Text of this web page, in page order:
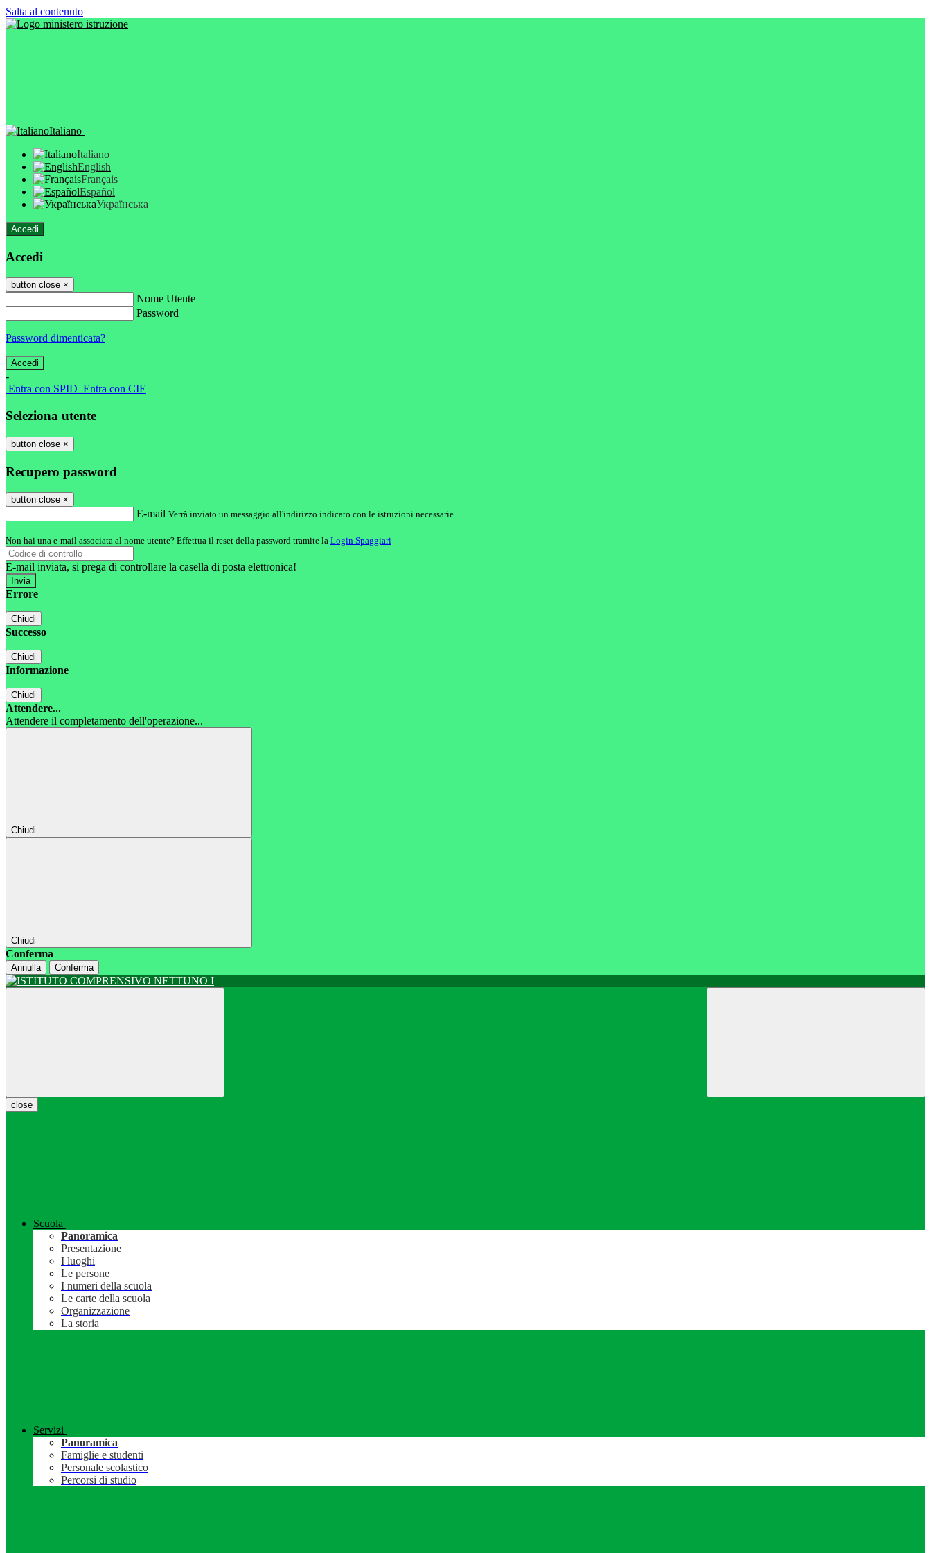
Salta al contenuto
Italiano
Italiano
English
Français
Español
Українська
Accedi
Accedi
button close ×
Nome Utente
Password
Password dimenticata?
-
Entra con SPID Entra con CIE
Seleziona utente
button close ×
Recupero password
button close ×
E-mail Verrà inviato un messaggio all'indirizzo indicato con le istruzioni necessarie.
Non hai una e-mail associata al nome utente? Effettua il reset della password tramite la Login Spaggiari
E-mail inviata, si prega di controllare la casella di posta elettronica!
Errore
Chiudi
Successo
Chiudi
Informazione
Chiudi
Attendere...
Attendere il completamento dell'operazione...
Chiudi
Chiudi
Conferma
Annulla Conferma
close
Scuola
Panoramica
Presentazione
I luoghi
Le persone
I numeri della scuola
Le carte della scuola
Organizzazione
La storia
Servizi
Panoramica
Famiglie e studenti
Personale scolastico
Percorsi di studio